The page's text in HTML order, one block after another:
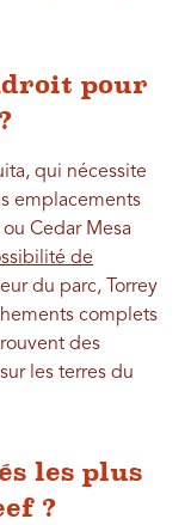
pour
qui nécessite
emplacements
Cedar Mesa
de
du parc, Torrey
complets
des
les terres du
les plus
?